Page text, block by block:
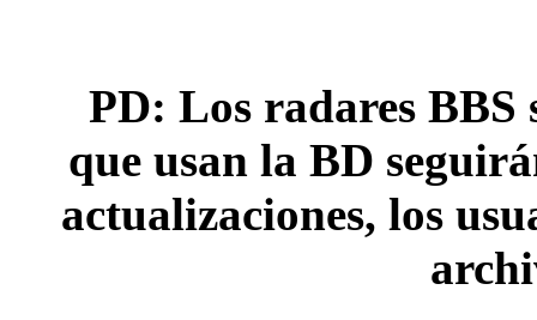
PD: Los radares
que usan la BD
actualizaciones, los